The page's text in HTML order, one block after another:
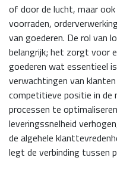
of door de lucht, maar
voorraden,
van goederen. De rol van
belangrijk; het zorgt voor
goederen wat essentieel
verwachtingen van
competitieve positie in de
processen te
leveringssnelheid
de algehele
legt de verbinding tussen